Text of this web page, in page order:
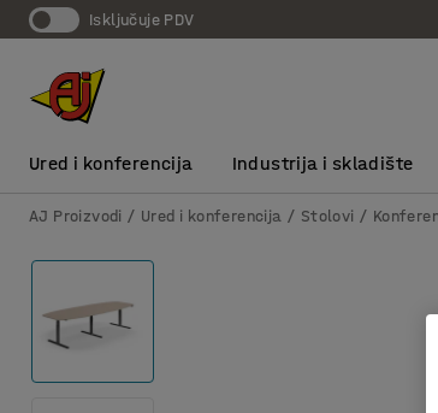
Isključuje PDV
Ured i konferencija Industrija i skladište
AJ Proizvodi Ured i konferencija Stolovi